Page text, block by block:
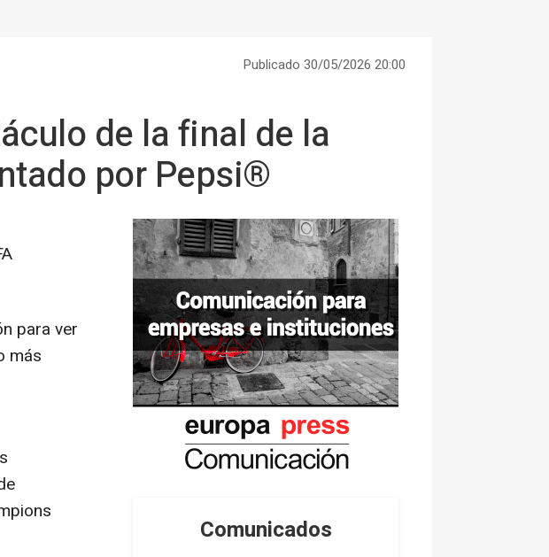
Publicado 30/05/2026 20:00
de la final de la
por Pepsi®
para ver
más
Comunicados